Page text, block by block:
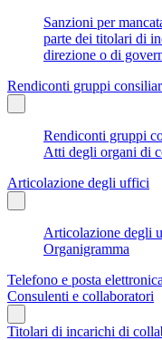
Sanzioni per
parte dei titolari di
direzione o di
Rendiconti gruppi
Rendiconti gruppi
Atti degli organi di
Articolazione degli uffici
Articolazione degli
Organigramma
Telefono e posta elettronica
Consulenti e collaboratori
Titolari di incarichi di